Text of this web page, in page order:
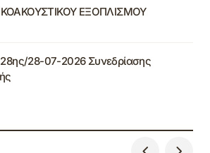
ΕΞΟΠΛΙΣΜΟΥ
28-07-2026 Συνεδρίασης